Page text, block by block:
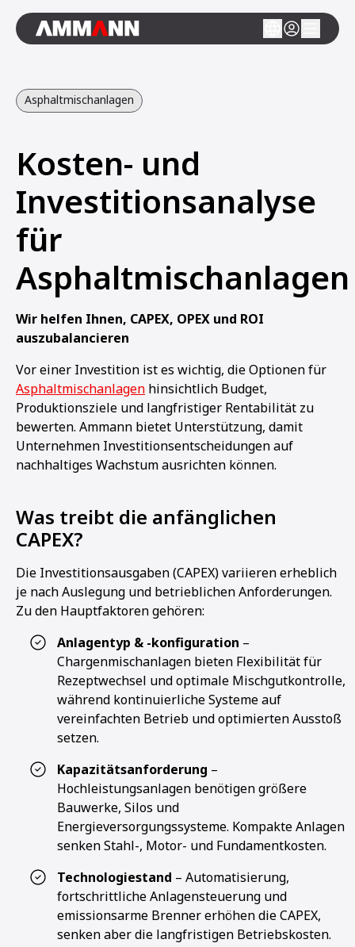
Asphaltmischanlagen
Kosten- und
Investitionsanalyse
für
Asphaltmischanlagen
Wir helfen Ihnen, CAPEX, OPEX und ROI
auszubalancieren
Vor einer Investition ist es wichtig, die Optionen für
Asphaltmischanlagen hinsichtlich Budget,
Produktionsziele und langfristiger Rentabilität zu
bewerten. Ammann bietet Unterstützung, damit
Unternehmen Investitionsentscheidungen auf
nachhaltiges Wachstum ausrichten können.
Was treibt die anfänglichen
CAPEX?
Die Investitionsausgaben (CAPEX) variieren erheblich
je nach Auslegung und betrieblichen Anforderungen.
Zu den Hauptfaktoren gehören:
Anlagentyp & -konfiguration –
Chargenmischanlagen bieten Flexibilität für
Rezeptwechsel und optimale Mischgutkontrolle,
während kontinuierliche Systeme auf
vereinfachten Betrieb und optimierten Ausstoß
setzen.
Kapazitätsanforderung –
Hochleistungsanlagen benötigen größere
Bauwerke, Silos und
Energieversorgungssysteme. Kompakte Anlagen
senken Stahl-, Motor- und Fundamentkosten.
Technologiestand – Automatisierung,
fortschrittliche Anlagensteuerung und
emissionsarme Brenner erhöhen die CAPEX,
senken aber die langfristigen Betriebskosten.